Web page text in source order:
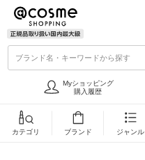
ブランド名・キーワードから探す
Myショッピング
購入履歴
カテゴリ ブランド ジャンル